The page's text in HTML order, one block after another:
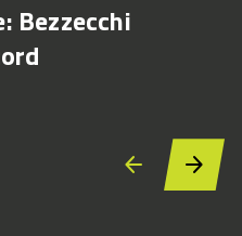
Bezzecchi